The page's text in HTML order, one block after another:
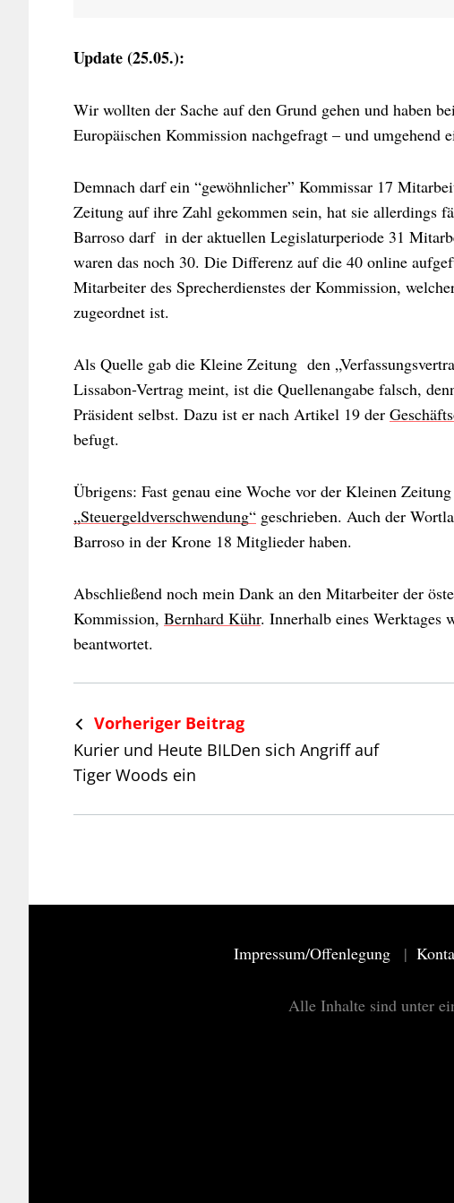
Update (25.05.):
Wir wollten der Sache auf den Grund gehen und haben
Europäischen Kommission nachgefragt – und umgehend
Demnach darf ein “gewöhnlicher” Kommissar 17
Zeitung auf ihre Zahl gekommen sein, hat sie allerdings
Barroso darf in der aktuellen Legislaturperiode 31
waren das noch 30. Die Differenz auf die 40 online
Mitarbeiter des Sprecherdienstes der Kommission,
zugeordnet ist.
Als Quelle gab die Kleine Zeitung den
Lissabon-Vertrag meint, ist die Quellenangabe falsch,
Präsident selbst. Dazu ist er nach Artikel 19 der
befugt.
Übrigens: Fast genau eine Woche vor der Kleinen
„Steuergeldverschwendung“ geschrieben. Auch der
Barroso in der Krone 18 Mitglieder haben.
Abschließend noch mein Dank an den Mitarbeiter der
Kommission, Bernhard Kühr. Innerhalb eines Werktages
beantwortet.
Vorheriger Beitrag
Kurier und Heute BILDen sich Angriff auf
Tiger Woods ein
Impressum/Offenlegung
Alle Inhalte sind unter